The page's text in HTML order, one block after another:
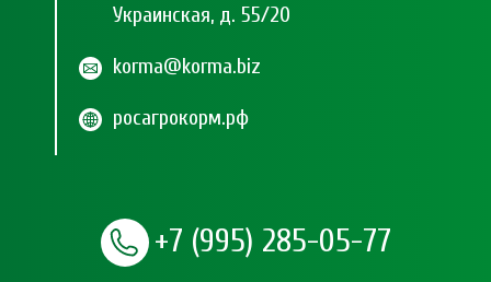
Украинская, д. 55/20
korma@korma.biz
росагрокорм.рф
+7 (995) 285-05-77